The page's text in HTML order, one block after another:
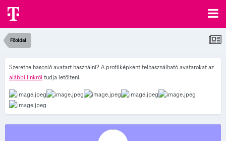
Főoldal
Szeretne hasonló avatart használni? A profilképként felhasználható avatarokat az
alábbi linkről tudja letölteni.